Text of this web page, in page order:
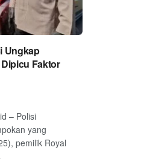
Ungkap
Faktor
– Polisi
yang
pemilik Royal